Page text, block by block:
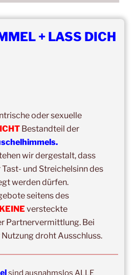
2026
2026–
5h Kuscheln
2026 –
Jahresgruppe
und Kuscheltrainer*in
2026–Marburg
September 2026 – 27.
+ LASS DICH
oder sexuelle
Bestandteil der
wir dergestalt, dass
und Streichelsinn des
werden dürfen.
seitens des
KEINE versteckte
Partnervermittlung. Bei
droht Ausschluss.
sind ausnahmslos ALLE